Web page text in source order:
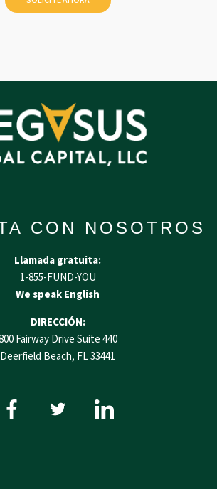
CON NOSOTROS
Llamada gratuita:
1-855-FUND-YOU
We speak English
DIRECCIÓN:
Fairway Drive Suite 440
Deerfield Beach, FL 33441